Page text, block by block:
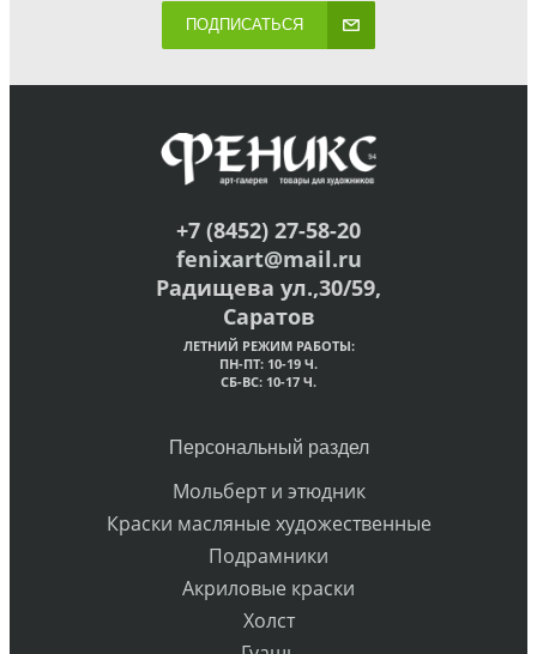
ПОДПИСАТЬСЯ
+7 (8452) 27-58-20
fenixart@mail.ru
Радищева ул.,30/59,
Саратов
ЛЕТНИЙ РЕЖИМ РАБОТЫ:
ПН-ПТ: 10-19 Ч.
СБ-ВС: 10-17 Ч.
Персональный раздел
Мольберт и этюдник
Краски масляные художественные
Подрамники
Акриловые краски
Холст